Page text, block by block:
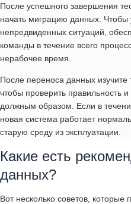
После успешного завершения
начать миграцию данных. Чтобы
непредвиденных ситуаций,
команды в течение всего
нерабочее время.
После переноса данных
чтобы проверить правильность
должным образом. Если в
новая система работает
старую среду из эксплуатации.
Какие есть
данных?
Вот несколько советов, которые